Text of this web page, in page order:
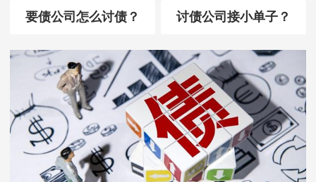
要债公司怎么讨债？ 讨债公司接小单子？